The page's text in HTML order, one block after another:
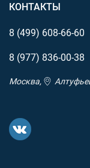
КОНТАКТЫ
8 (499) 608-66-60
8 (977) 836-00-38
Москва,